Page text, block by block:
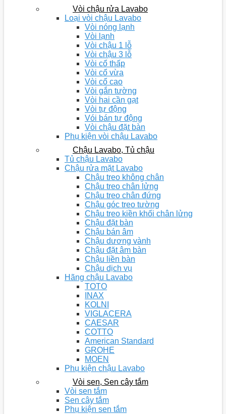
Vòi chậu rửa Lavabo
Loại vòi chậu Lavabo
Vòi nóng lạnh
Vòi lạnh
Vòi chậu 1 lỗ
Vòi chậu 3 lỗ
Vòi cổ thấp
Vòi cổ vừa
Vòi cổ cao
Vòi gắn tường
Vòi hai cần gạt
Vòi tự động
Vói bán tự động
Vòi chậu đặt bàn
Phụ kiện vòi chậu Lavabo
Chậu Lavabo, Tủ chậu
Tủ chậu Lavabo
Chậu rửa mặt Lavabo
Chậu treo không chân
Chậu treo chân lửng
Chậu treo chân đứng
Chậu góc treo tường
Chậu treo kiền khối chân lửng
Chậu đặt bàn
Chậu bán âm
Chậu dương vành
Chậu đặt âm bàn
Chậu liền bàn
Chậu dịch vụ
Hãng chậu Lavabo
TOTO
INAX
KOLNI
VIGLACERA
CAESAR
COTTO
American Standard
GROHE
MOEN
Phụ kiện chậu Lavabo
Vòi sen, Sen cây tắm
Vòi sen tắm
Sen cây tắm
Phụ kiện sen tắm